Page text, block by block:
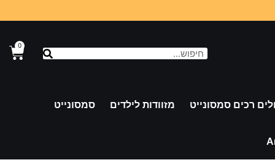
0
רכים סמסונייט מזוודות לילדים סמסונייט